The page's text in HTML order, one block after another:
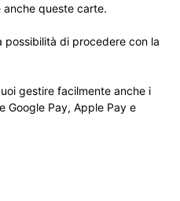
queste carte.
possibilità di procedere con la
gestire facilmente anche i
Google Pay, Apple Pay e